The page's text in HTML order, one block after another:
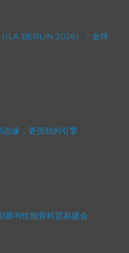
ILA BERLIN 2026）：全球
缘，更强劲的引擎
新与性能骨科贸易盛会